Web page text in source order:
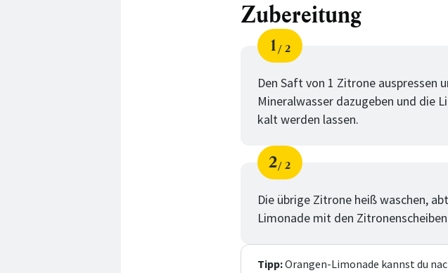
Zubereitung
Schritt
1
von
2
Den Saft von 1 Zitrone auspressen
Mineralwasser dazugeben und die
kalt werden lassen.
Schritt
2
von
2
Die übrige Zitrone heiß waschen,
Limonade mit den
Tipp:Orangen-Limonade kannst du